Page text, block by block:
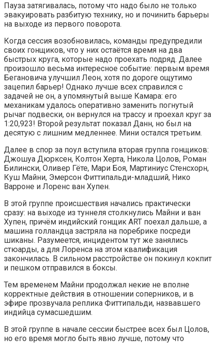
Пауза затягивалась, потому что надо было не только
эвакуировать разбитую технику, но и починить барьеры
на выходе из первого поворота.
Когда сессия возобновилась, команды предупредили
своих гонщиков, что у них остаётся время на два
быстрых круга, которые надо проехать подряд. Далее
произошло весьма интересное событие: первым время
Бегановича улучшил Леон, хотя по дороге ощутимо
зацепил барьер! Однако лучше всех справился с
задачей не он, а упомянутый выше Камара: его
механикам удалось оперативно заменить погнутый
рычаг подвески, он вернулся на трассу и проехал круг за
1:20,923! Второй результат показал Данн, но был на
десятую с лишним медленнее. Мини остался третьим.
Далее в спор за поул вступила вторая группа гонщиков:
Джошуа Дюрксен, Колтон Херта, Никола Цолов, Роман
Билински, Оливер Гёте, Мари Боя, Мартиниус Стенсхорн,
Куш Майни, Эмерсон Фиттипальди-младший, Нико
Варроне и Лоренс ван Хупен.
В этой группе происшествия начались практически
сразу: на выходе из туннеля столкнулись Майни и ван
Хупен, причём индийский гонщик ART поехал дальше, а
машина голландца застряла на поребрике посреди
шиканы. Разумеется, инцидентом тут же занялись
стюарды, а для Лоренса на этом квалификация
закончилась. В сильном расстройстве он покинул кокпит
и пешком отправился в боксы.
Тем временем Майни продолжал некие не вполне
корректные действия в отношении соперников, и в
эфире прозвучала реплика Фиттипальди, назвавшего
индийца сумасшедшим.
В этой группе в начале сессии быстрее всех был Цолов,
но его время могло быть явно лучше, потому что